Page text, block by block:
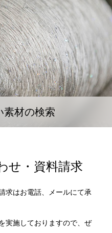
素材の検索
せ・資料請求
求はお電話、メールにて承
実施しておりますので、ぜ